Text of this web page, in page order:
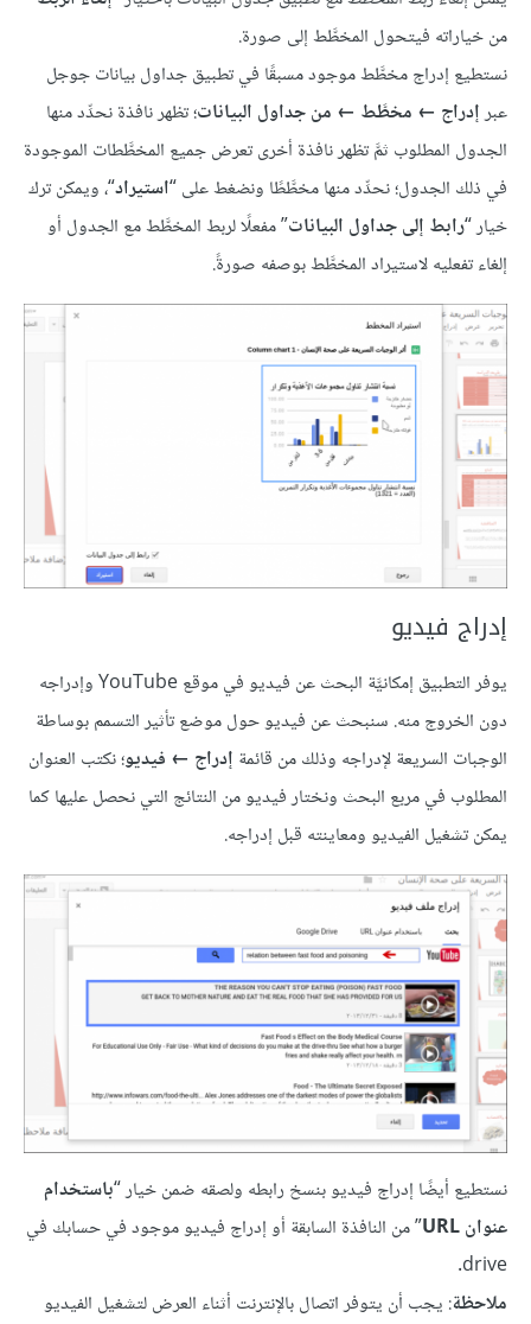
من خياراته فيتحول المخطَّط إلى صورة.
نستطيع إدراج مخطَّط موجود مسبقًا في تطبيق جداول بيانات جوجل
عبرإدراج ← مخطَّط ← من جداول البيانات؛ تظهر نافذة نحدِّد منها
الجدول المطلوب ثمَّ تظهر نافذة أخرى تعرض جميع المخطَّطات الموجودة
في ذلك الجدول؛ نحدِّد منها مخطَّطًا ونضغط على “استيراد“، ويمكن ترك
خيار “رابط إلى جداول البيانات” مفعلًا لربط المخطَّط مع الجدول أو
إلغاء تفعليه لاستيراد المخطَّط بوصفه صورةً.
إدراج فيديو
يوفر التطبيق إمكانيَّة البحث عن فيديو في موقع YouTube وإدراجه
دون الخروج منه. سنبحث عن فيديو حول موضع تأثير التسمم بوساطة
الوجبات السريعة لإدراجه وذلك من قائمة إدراج ← فيديو؛ نكتب العنوان
المطلوب في مربع البحث ونختار فيديو من النتائج التي نحصل عليها كما
يمكن تشغيل الفيديو ومعاينته قبل إدراجه.
نستطيع أيضًا إدراج فيديو بنسخ رابطه ولصقه ضمن خيار “باستخدام
عنوان URL
” من النافذة السابقة أو إدراج فيديو موجود في حسابك في
drive.
ملاحظة: يجب أن يتوفر اتصال بالإنترنت أثناء العرض لتشغيل الفيديو